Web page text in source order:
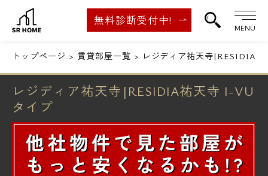
無料診断受付中!
MENU
トップページ 賃貸部屋一覧 レジディア祐天寺|RESIDIA
レジディア祐天寺|RESIDIA祐天寺 I-VU
タイプ